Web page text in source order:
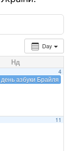
Day
Нд
4
день азбуки Брайля
11